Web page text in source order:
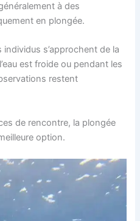
à des
en plongée.
s’approchent de la
est froide ou pendant les
restent
de rencontre, la plongée
option.